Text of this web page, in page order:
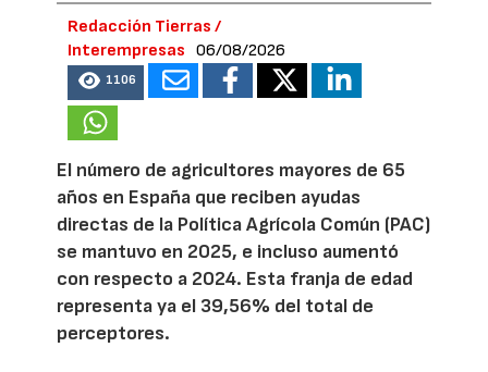
Redacción Tierras /
Interempresas
06/08/2026
1106
El número de agricultores mayores de 65
años en España que reciben ayudas
directas de la Política Agrícola Común (PAC)
se mantuvo en 2025, e incluso aumentó
con respecto a 2024. Esta franja de edad
representa ya el 39,56% del total de
perceptores.